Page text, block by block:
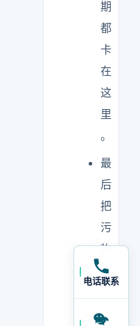
期
都
卡
在
这
里
。
最
后
把
污
物
通
与
电话联系